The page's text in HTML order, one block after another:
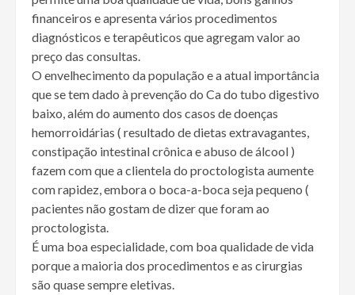
financeiros e apresenta vários procedimentos
diagnósticos e terapêuticos que agregam valor ao
preço das consultas.
O envelhecimento da população e a atual importância
que se tem dado à prevenção do Ca do tubo digestivo
baixo, além do aumento dos casos de doenças
hemorroidárias ( resultado de dietas extravagantes,
constipação intestinal crônica e abuso de álcool )
fazem com que a clientela do proctologista aumente
com rapidez, embora o boca-a-boca seja pequeno (
pacientes não gostam de dizer que foram ao
proctologista.
É uma boa especialidade, com boa qualidade de vida
porque a maioria dos procedimentos e as cirurgias
são quase sempre eletivas.